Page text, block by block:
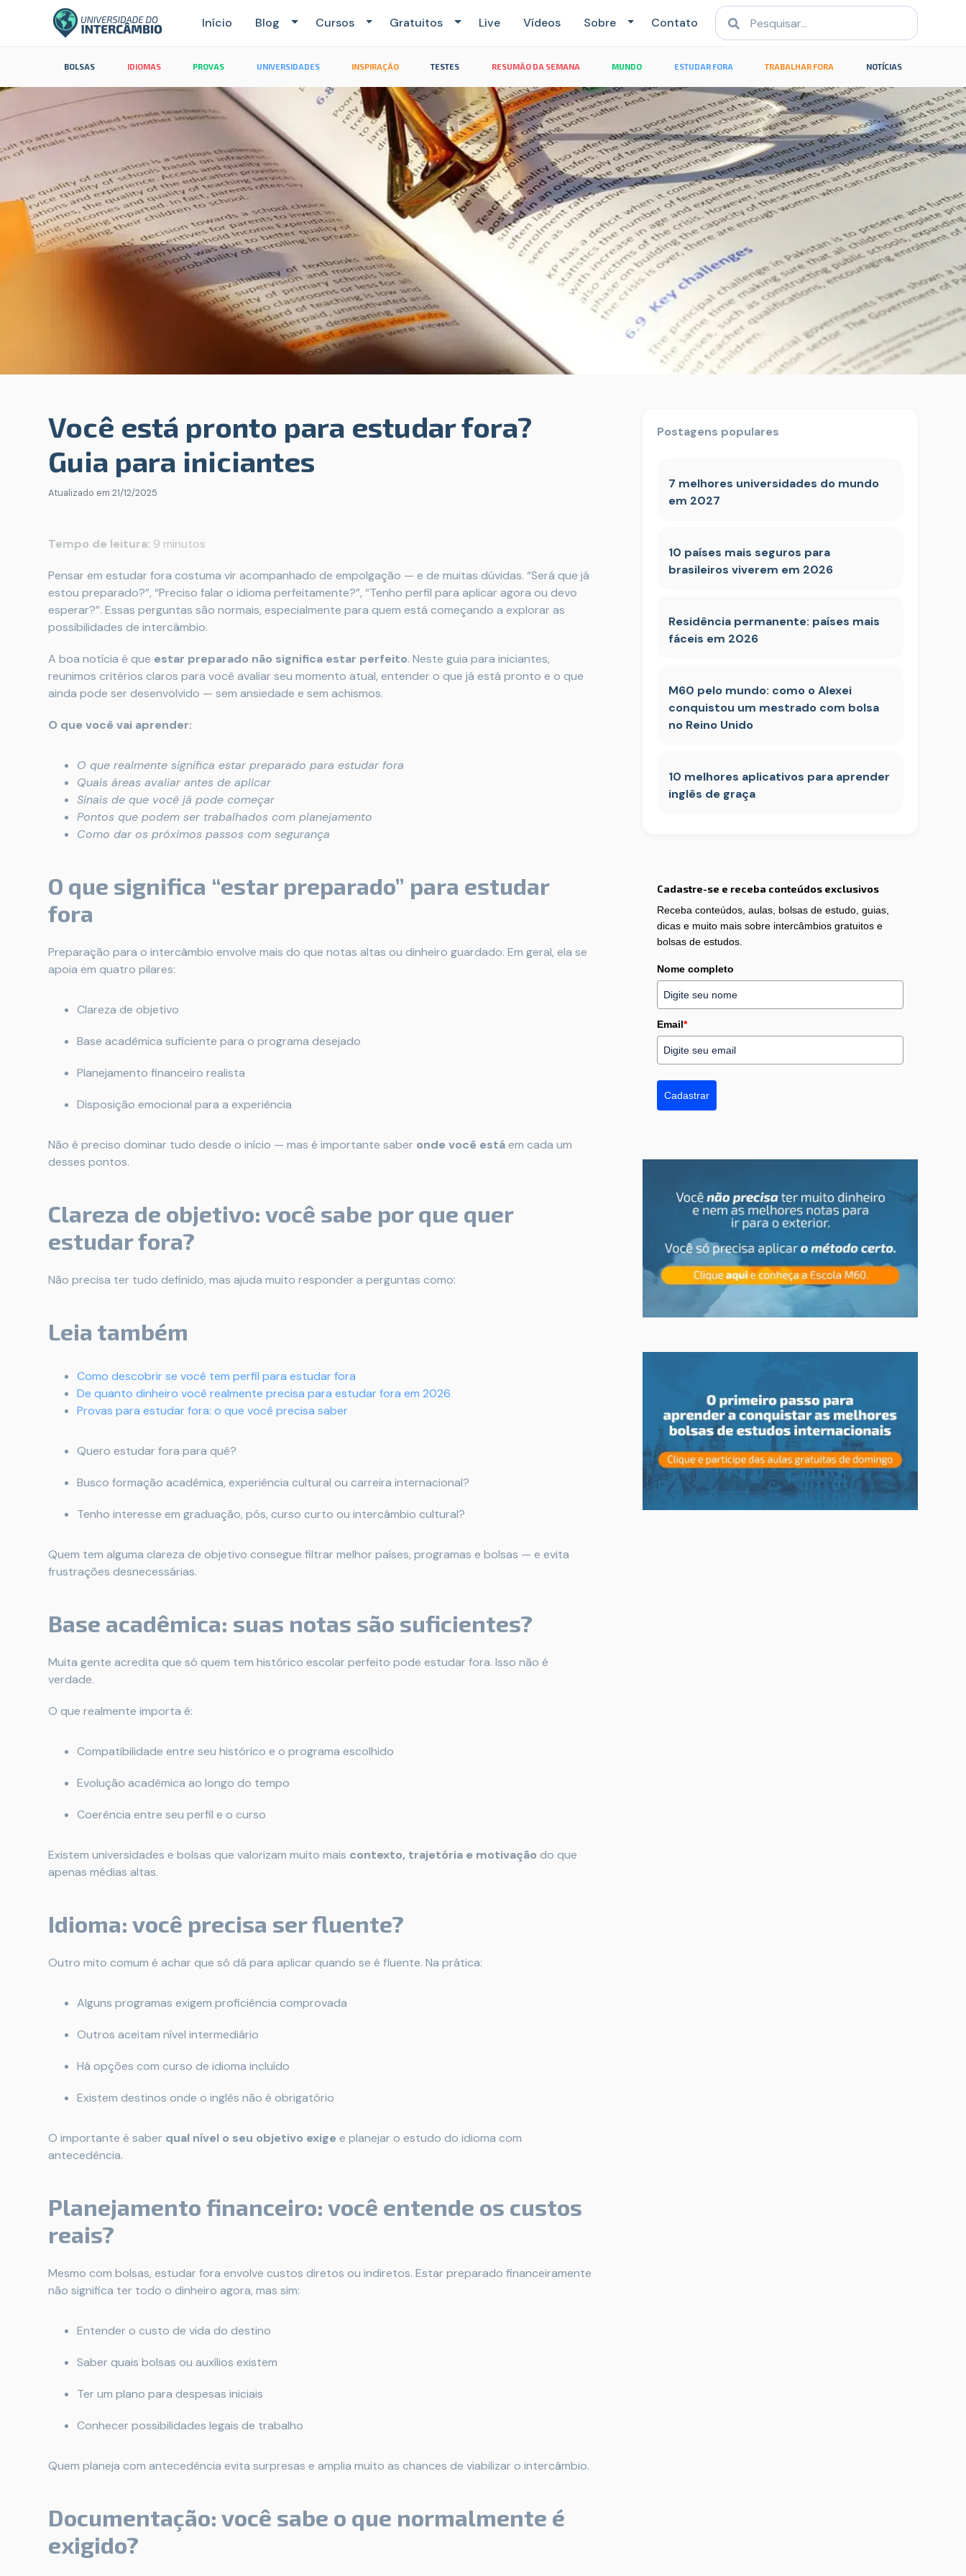
Início Blog Cursos Gratuitos Live Vídeos Sobre Contato
BOLSAS IDIOMAS PROVAS UNIVERSIDADES INSPIRAÇÃO TESTES RESUMÃO DA SEMANA MUNDO ESTUDAR FORA TRABALHAR FORA NOTÍCIAS
Você está pronto para estudar fora?
Guia para iniciantes
Atualizado em 21/12/2025
Tempo de leitura: 9 minutos
Pensar em estudar fora costuma vir acompanhado de empolgação — e de muitas dúvidas. “Será que já
estou preparado?”, “Preciso falar o idioma perfeitamente?”, “Tenho perfil para aplicar agora ou devo
esperar?”. Essas perguntas são normais, especialmente para quem está começando a explorar as
possibilidades de intercâmbio.
A boa notícia é que estar preparado não significa estar perfeito. Neste guia para iniciantes,
reunimos critérios claros para você avaliar seu momento atual, entender o que já está pronto e o que
ainda pode ser desenvolvido — sem ansiedade e sem achismos.
O que você vai aprender:
O que realmente significa estar preparado para estudar fora
Quais áreas avaliar antes de aplicar
Sinais de que você já pode começar
Pontos que podem ser trabalhados com planejamento
Como dar os próximos passos com segurança
O que significa “estar preparado” para estudar
fora
Preparação para o intercâmbio envolve mais do que notas altas ou dinheiro guardado. Em geral, ela se
apoia em quatro pilares:
Clareza de objetivo
Base acadêmica suficiente para o programa desejado
Planejamento financeiro realista
Disposição emocional para a experiência
Não é preciso dominar tudo desde o início — mas é importante saber onde você estáem cada um
desses pontos.
Clareza de objetivo: você sabe por que quer
estudar fora?
Não precisa ter tudo definido, mas ajuda muito responder a perguntas como:
Leia também
Como descobrir se você tem perfil para estudar fora
De quanto dinheiro você realmente precisa para estudar fora em 2026
Provas para estudar fora: o que você precisa saber
Quero estudar fora para quê?
Busco formação acadêmica, experiência cultural ou carreira internacional?
Tenho interesse em graduação, pós, curso curto ou intercâmbio cultural?
Quem tem alguma clareza de objetivo consegue filtrar melhor países, programas e bolsas — e evita
frustrações desnecessárias.
Base acadêmica: suas notas são suficientes?
Muita gente acredita que só quem tem histórico escolar perfeito pode estudar fora. Isso não é
verdade.
O que realmente importa é:
Compatibilidade entre seu histórico e o programa escolhido
Evolução acadêmica ao longo do tempo
Coerência entre seu perfil e o curso
Existem universidades e bolsas que valorizam muito mais contexto, trajetória e motivação do que
apenas médias altas.
Idioma: você precisa ser fluente?
Outro mito comum é achar que só dá para aplicar quando se é fluente. Na prática:
Alguns programas exigem proficiência comprovada
Outros aceitam nível intermediário
Há opções com curso de idioma incluído
Existem destinos onde o inglês não é obrigatório
O importante é saber qual nível o seu objetivo exige e planejar o estudo do idioma com
antecedência.
Planejamento financeiro: você entende os custos
reais?
Mesmo com bolsas, estudar fora envolve custos diretos ou indiretos. Estar preparado financeiramente
não significa ter todo o dinheiro agora, mas sim:
Entender o custo de vida do destino
Saber quais bolsas ou auxílios existem
Ter um plano para despesas iniciais
Conhecer possibilidades legais de trabalho
Quem planeja com antecedência evita surpresas e amplia muito as chances de viabilizar o intercâmbio.
Documentação: você sabe o que normalmente é
exigido?
Postagens populares
7 melhores universidades do mundo
em 2027
10 países mais seguros para
brasileiros viverem em 2026
Residência permanente: países mais
fáceis em 2026
M60 pelo mundo: como o Alexei
conquistou um mestrado com bolsa
no Reino Unido
10 melhores aplicativos para aprender
inglês de graça
Cadastre-se e receba conteúdos exclusivos
Receba conteúdos, aulas, bolsas de estudo, guias,
dicas e muito mais sobre intercâmbios gratuitos e
bolsas de estudos.
Nome completo
Email*
Cadastrar